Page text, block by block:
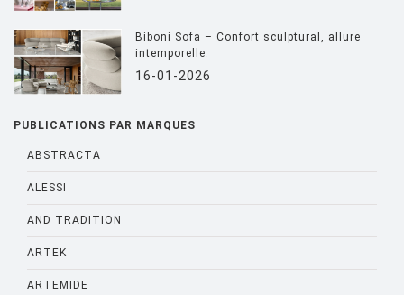
Biboni Sofa – Confort sculptural, allure
intemporelle.
16-01-2026
PUBLICATIONS PAR MARQUES
ABSTRACTA
ALESSI
AND TRADITION
ARTEK
ARTEMIDE